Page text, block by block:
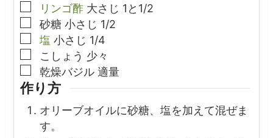
▢リンゴ酢 大さじ 1と1/2
▢
砂糖 小さじ 1/2
▢
塩 小さじ 1/4
▢
こしょう 少々
▢
乾燥バジル 適量
作り方
オリーブオイルに砂糖、塩を加えて混ぜま
す。